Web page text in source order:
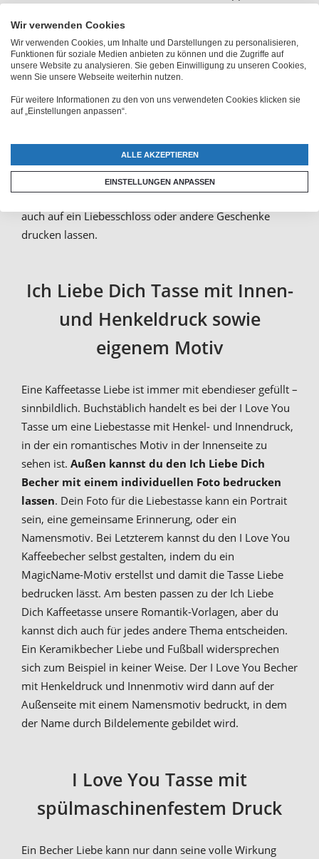
den Tag. Wenn du bei einem lieben Menschen dafür
sorgen möchtest, kannst du beiPhotoFancy
individuelle Ich Liebe Dich Kaffeebecher
und gestalte eine eigene Amoretasse mit Foto. Die Tasse
Valentinsgeschenk oder wie normale Fototassen zum
Geburtstag deines Lieblingsmenschen. Wenn du die Ich
Liebe Dich Tasse mit Foto zum Valentinstag
verschenken möchtest, kannst du das gleiche Motiv
auch auf ein Liebesschloss oder andere Geschenke
drucken lassen.
Ich Liebe Dich Tasse mit Innen-
und Henkeldruck sowie
eigenem Motiv
Eine Kaffeetasse Liebe ist immer mit ebendieser gefüllt –
sinnbildlich. Buchstäblich handelt es bei der I Love You
Tasse um eine Liebestasse mit Henkel- und Innendruck,
in der ein romantisches Motiv in der Innenseite zu
sehen ist. Außen kannst du den Ich Liebe Dich
Becher mit einem individuellen Foto bedrucken
lassen. Dein Foto für die Liebestasse kann ein Portrait
sein, eine gemeinsame Erinnerung, oder ein
Namensmotiv. Bei Letzterem kannst du den I Love You
Kaffeebecher selbst gestalten, indem du ein
MagicName-Motiv erstellst und damit die Tasse Liebe
bedrucken lässt. Am besten passen zu der Ich Liebe
Dich Kaffeetasse unsere Romantik-Vorlagen, aber du
kannst dich auch für jedes andere Thema entscheiden.
Ein Keramikbecher Liebe und Fußball widersprechen
sich zum Beispiel in keiner Weise. Der I Love You Becher
mit Henkeldruck und Innenmotiv wird dann auf der
Außenseite mit einem Namensmotiv bedruckt, in dem
der Name durch Bildelemente gebildet wird.
I Love You Tasse mit
spülmaschinenfestem Druck
Ein Becher Liebe kann nur dann seine volle Wirkung
Wir verwenden Cookies
Wir verwenden Cookies, um Inhalte und Darstellungen zu personalisieren,
Funktionen für soziale Medien anbieten zu können und die Zugriffe auf
unsere Website zu analysieren. Sie geben Einwilligung zu unseren Cookies,
wenn Sie unsere Webseite weiterhin nutzen.
Für weitere Informationen zu den von uns verwendeten Cookies klicken sie
auf „Einstellungen anpassen“.
ALLE AKZEPTIEREN
EINSTELLUNGEN ANPASSEN